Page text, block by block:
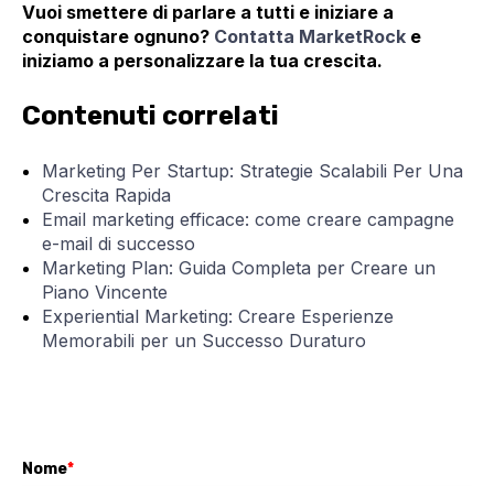
Vuoi smettere di parlare a tutti e iniziare a
conquistare ognuno? Contatta MarketRock e
iniziamo a personalizzare la tua crescita.
Contenuti correlati
Marketing Per Startup: Strategie Scalabili Per Una
Crescita Rapida
Email marketing efficace: come creare campagne
e-mail di successo
Marketing Plan: Guida Completa per Creare un
Piano Vincente
Experiential Marketing: Creare Esperienze
Memorabili per un Successo Duraturo
Nome*